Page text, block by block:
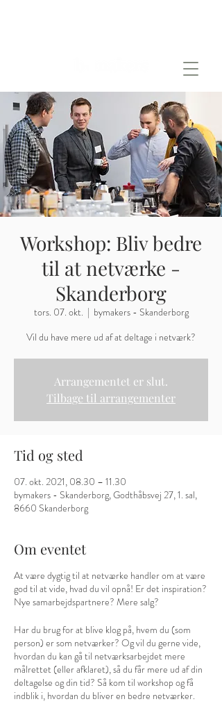
Workshop: Bliv bedre
til at netværke -
Skanderborg
tors. 07. okt.
  |
bymakers - Skanderborg
Vil du have mere ud af at deltage i netværk?
Arrangementet er slut.
Tilbage til arrangementer
Tid og sted
07. okt. 2021, 08.30 – 11.30
bymakers - Skanderborg, Godthåbsvej 27, 1. sal,
8660 Skanderborg
Om eventet
At være dygtig til at netværke handler om at være
god til at vide, hvad du vil opnå! Er det inspiration?
Nye samarbejdspartnere? Mere salg?
Har du brug for at blive klog på, hvem du (som
person) er som netværker? Og vil du gerne vide,
hvordan du kan gå til netværksarbejdet mere
målrettet (eller afklaret), så du får mere ud af din
deltagelse og din tid? Så kom til workshop og få
indblik i, hvordan du bliver en bedre netværker.